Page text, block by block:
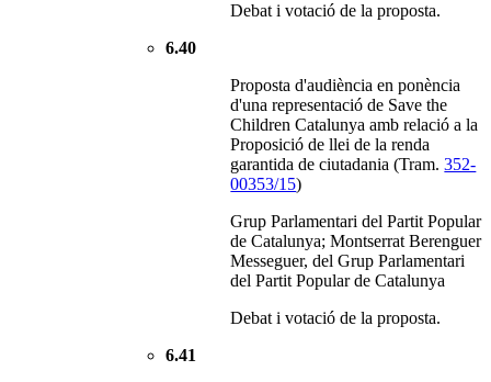
Debat i votació de la proposta.
6.40
Proposta d'audiència en ponència
d'una representació de Save the
Children Catalunya amb relació a la
Proposició de llei de la renda
garantida de ciutadania (Tram.352-
00353/15)
Grup Parlamentari del Partit Popular
de Catalunya; Montserrat Berenguer
Messeguer, del Grup Parlamentari
del Partit Popular de Catalunya
Debat i votació de la proposta.
6.41